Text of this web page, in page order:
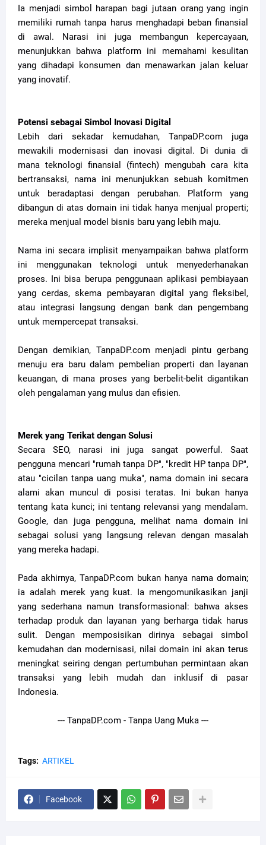
Ia menjadi simbol harapan bagi jutaan orang yang ingin
memiliki rumah tanpa harus menghadapi beban finansial
di awal. Narasi ini juga membangun kepercayaan,
menunjukkan bahwa platform ini memahami kesulitan
yang dihadapi konsumen dan menawarkan jalan keluar
yang inovatif.
Potensi sebagai Simbol Inovasi Digital
Lebih dari sekadar kemudahan, TanpaDP.com juga
mewakili modernisasi dan inovasi digital. Di dunia di
mana teknologi finansial (fintech) mengubah cara kita
bertransaksi, nama ini menunjukkan sebuah komitmen
untuk beradaptasi dengan perubahan. Platform yang
dibangun di atas domain ini tidak hanya menjual properti;
mereka menjual model bisnis baru yang lebih maju.
Nama ini secara implisit menyampaikan bahwa platform
ini menggunakan teknologi untuk menyederhanakan
proses. Ini bisa berupa penggunaan aplikasi pembiayaan
yang cerdas, skema pembayaran digital yang fleksibel,
atau integrasi langsung dengan bank dan pengembang
untuk mempercepat transaksi.
Dengan demikian, TanpaDP.com menjadi pintu gerbang
menuju era baru dalam pembelian properti dan layanan
keuangan, di mana proses yang berbelit-belit digantikan
oleh pengalaman yang mulus dan efisien.
Merek yang Terikat dengan Solusi
Secara SEO, narasi ini juga sangat powerful. Saat
pengguna mencari "rumah tanpa DP", "kredit HP tanpa DP",
atau "cicilan tanpa uang muka", nama domain ini secara
alami akan muncul di posisi teratas. Ini bukan hanya
tentang kata kunci; ini tentang relevansi yang mendalam.
Google, dan juga pengguna, melihat nama domain ini
sebagai solusi yang langsung relevan dengan masalah
yang mereka hadapi.
Pada akhirnya, TanpaDP.com bukan hanya nama domain;
ia adalah merek yang kuat. Ia mengomunikasikan janji
yang sederhana namun transformasional: bahwa akses
terhadap produk dan layanan yang berharga tidak harus
sulit. Dengan memposisikan dirinya sebagai simbol
kemudahan dan modernisasi, nilai domain ini akan terus
meningkat seiring dengan pertumbuhan permintaan akan
transaksi yang lebih mudah dan inklusif di pasar
Indonesia.
--- TanpaDP.com - Tanpa Uang Muka ---
Tags: ARTIKEL
Facebook